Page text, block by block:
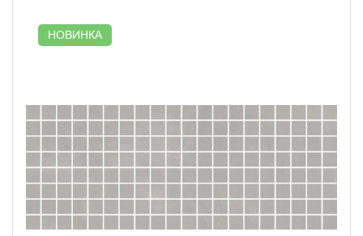
НОВИНКА